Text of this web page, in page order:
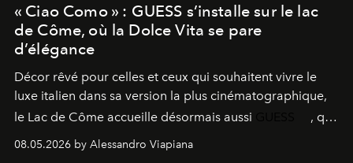
« Ciao Como » : GUESS s’installe sur le lac
de Côme, où la Dolce Vita se pare
d’élégance
Décor rêvé pour celles et ceux qui souhaitent vivre le
luxe italien dans sa version la plus cinématographique,
le Lac de Côme accueille désormais aussi
, qui
fragrances. L’une des opérations de style les plus
08.05.2026 by Alessandro Viapiana